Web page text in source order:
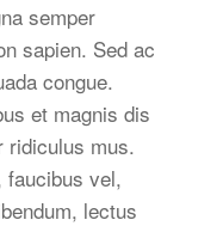
semper
sapien. Sed ac
congue.
et magnis dis
ridiculus mus.
faucibus vel,
lectus